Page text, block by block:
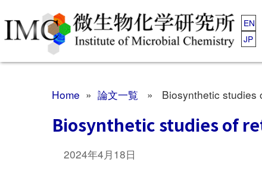
EN
JP
Home » 論文一覧 » Biosynthetic studies
Biosynthetic studies of
2024年4月18日